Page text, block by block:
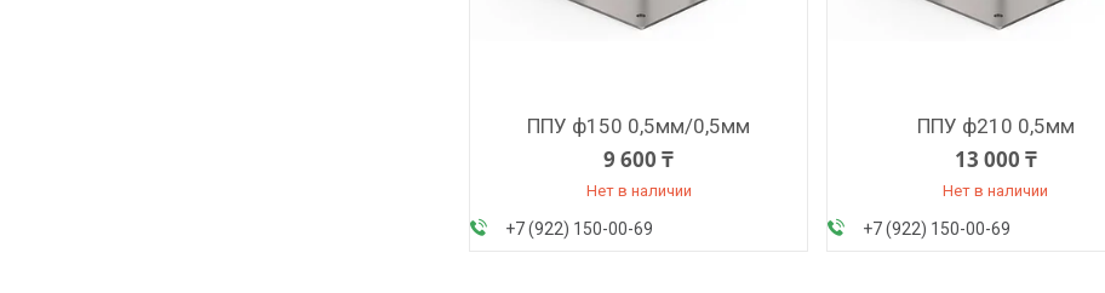
ППУ ф150 0,5мм/0,5мм
9 600 ₸
Нет в наличии
+7 (922) 150-00-69
ППУ ф210 0,5мм
13 000 ₸
Нет в наличии
+7 (922) 150-00-69